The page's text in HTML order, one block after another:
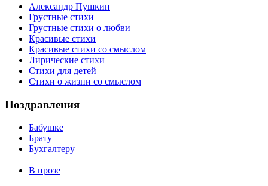
Александр Пушкин
Грустные стихи
Грустные стихи о любви
Красивые стихи
Красивые стихи со смыслом
Лирические стихи
Стихи для детей
Стихи о жизни со смыслом
Поздравления
Бабушке
Брату
Бухгалтеру
В прозе